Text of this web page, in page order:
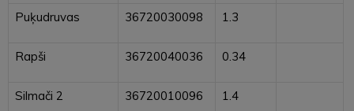
Puķudruvas 36720030098 1.3
Rapši 36720040036 0.34
Silmači 2 36720010096 1.4